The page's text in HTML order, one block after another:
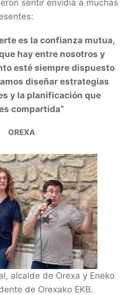
sentir envidia a muchas
es la confianza mutua,
hay entre nosotros y
esté siempre dispuesto
diseñar estrategias
y la planificación que
compartida”
OREXA
alcalde de Orexa y Eneko
de Orexako EKB.